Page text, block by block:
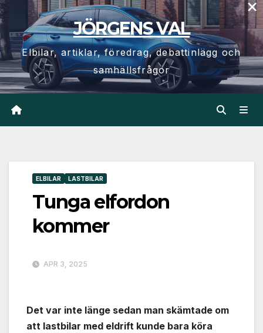
Hoppa
till
innehåll
JÖRGENS VAL
Elbilar, artiklar, föredrag, debattinlägg och
samhällsfrågor
ELBILAR LASTBILAR
Tunga elfordon
kommer
APR 3, 2025
Det var inte länge sedan man skämtade om
att lastbilar med eldrift kunde bara köra
×